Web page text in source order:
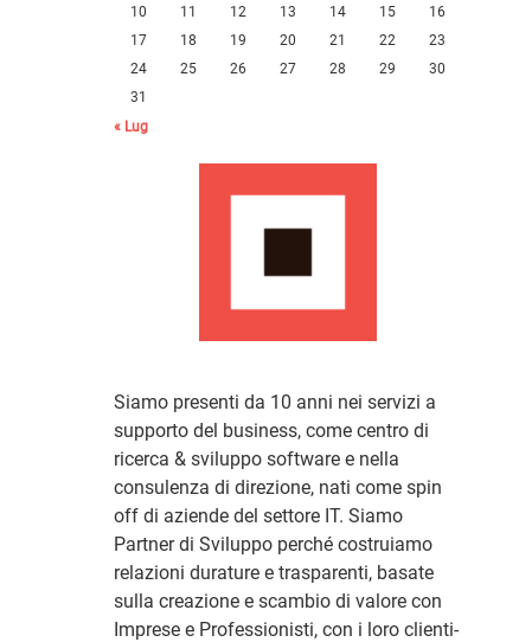
10
11 12 13 14 15
16
17
18 19 20 21 22
23
24
25 26 27 28 29
30
31
« Lug
Siamo presenti da 10 anni nei servizi a
supporto del business, come centro di
ricerca & sviluppo software e nella
consulenza di direzione, nati come spin
off di aziende del settore IT. Siamo
Partner di Sviluppo perché costruiamo
relazioni durature e trasparenti, basate
sulla creazione e scambio di valore con
Imprese e Professionisti, con i loro clienti-